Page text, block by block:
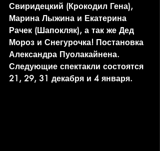
Свиридецкий (Крокодил Гена),
Марина Лыжина и Екатерина
Рачек (Шапокляк), а так же Дед
Мороз и Снегурочка! Постановка
Александра Пуолакайнена.
Следующие спектакли состоятся
21, 29, 31 декабря и 4 января.